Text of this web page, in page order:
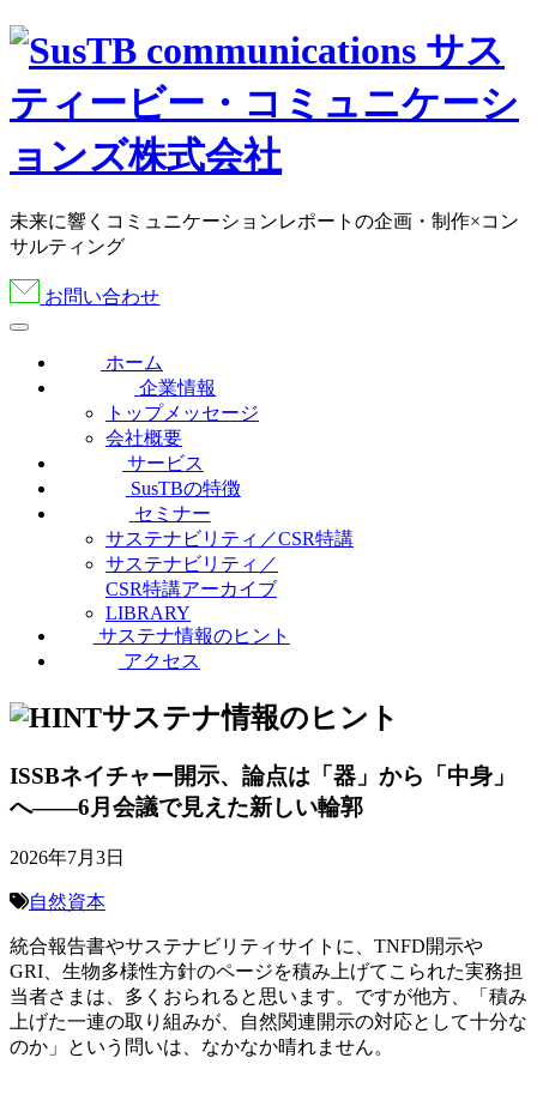
未来に響くコミュニケーションレポートの企画・制作×コン
サルティング
お問い合わせ
ホーム
企業情報
トップメッセージ
会社概要
サービス
SusTBの特徴
セミナー
サステナビリティ／CSR特講
サステナビリティ／
CSR特講アーカイブ
LIBRARY
サステナ情報のヒント
アクセス
サステナ情報のヒント
ISSBネイチャー開示、論点は「器」から「中身」
へ――6月会議で見えた新しい輪郭
2026年7月3日
自然資本
統合報告書やサステナビリティサイトに、TNFD開示や
GRI、生物多様性方針のページを積み上げてこられた実務担
当者さまは、多くおられると思います。ですが他方、「積み
上げた一連の取り組みが、自然関連開示の対応として十分な
のか」という問いは、なかなか晴れません。